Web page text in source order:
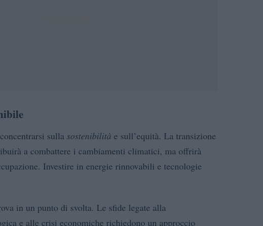
sulla sostenibilità e sull’equità. La transizione
a combattere i cambiamenti climatici, ma offrirà
Investire in energie rinnovabili e tecnologie
in un punto di svolta. Le sfide legate alla
e alle crisi economiche richiedono un approccio